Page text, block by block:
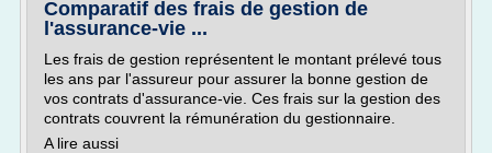
Comparatif des frais de gestion de
l'assurance-vie ...
Les frais de gestion représentent le montant prélevé tous
les ans par l'assureur pour assurer la bonne gestion de
vos contrats d'assurance-vie. Ces frais sur la gestion des
contrats couvrent la rémunération du gestionnaire.
A lire aussi